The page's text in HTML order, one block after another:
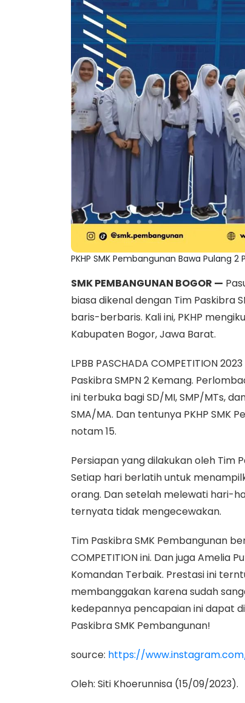
PKHP SMK Pembangunan Bawa Pulang 2
SMK PEMBANGUNAN BOGOR —
biasa dikenal dengan Tim Paskibra
baris-berbaris. Kali ini, PKHP
Kabupaten Bogor, Jawa Barat.
LPBB PASCHADA COMPETITION
Paskibra SMPN 2 Kemang.
ini terbuka bagi SD/MI, SMP/MTs,
SMA/MA. Dan tentunya PKHP SMK
notam 15.
Persiapan yang dilakukan oleh Tim
Setiap hari berlatih untuk
orang. Dan setelah melewati hari-
ternyata tidak mengecewakan.
Tim Paskibra SMK Pembangunan
COMPETITION ini. Dan juga Amelia
Komandan Terbaik. Prestasi ini
membanggakan karena sudah
kedepannya pencapaian ini dapat
Paskibra SMK Pembangunan!
source: https://
Oleh: Siti Khoerunnisa (15/09/2023).